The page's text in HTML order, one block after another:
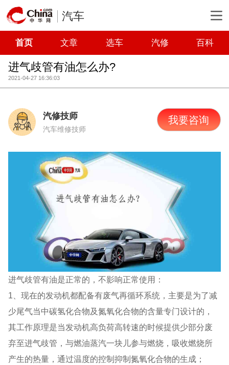
汽车
首页 文章 选车 汽修 百科
进气歧管有油怎么办?
2021-04-27 16:36:03
汽修技师
汽车维修技师
我要咨询
进气歧管有油是正常的，不影响正常使用：
1、现在的发动机都配备有废气再循环系统，主要是为了减
少尾气当中碳氢化合物及氮氧化合物的含量专门设计的，
其工作原理是当发动机高负荷高转速的时候提供少部分废
弃至进气歧管，与燃油蒸汽一块儿参与燃烧，吸收燃烧所
产生的热量，通过温度的控制抑制氮氧化合物的生成；